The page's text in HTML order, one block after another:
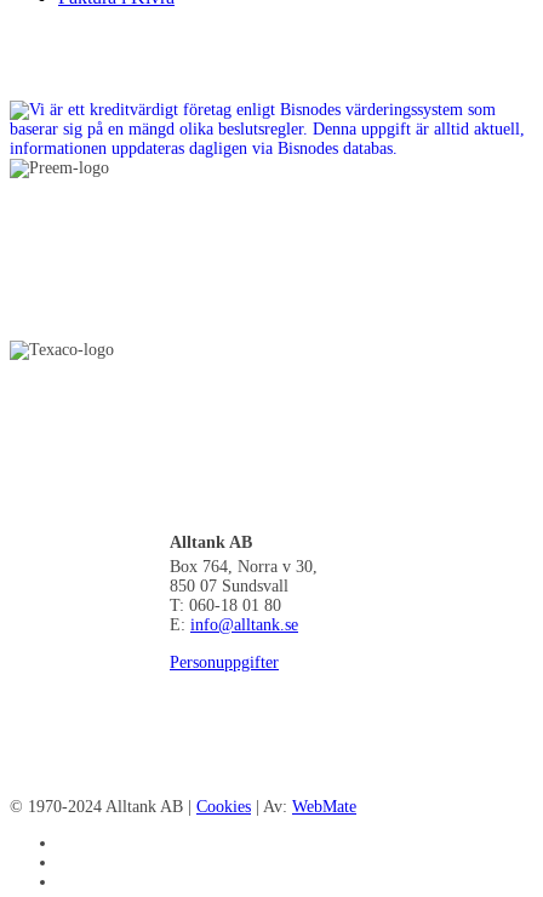
Alltank AB
Box 764, Norra v 30,
850 07 Sundsvall
T: 060-18 01 80
E: info@alltank.se
Personuppgifter
© 1970-2024 Alltank AB | Cookies | Av: WebMate